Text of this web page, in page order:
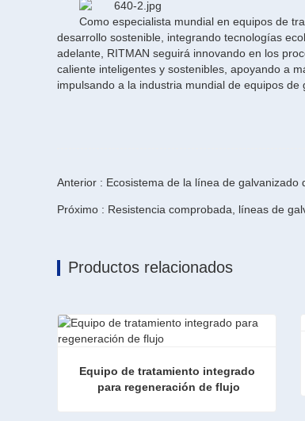
Como especialista mundial en equipos de
desarrollo sostenible, integrando tecnologías
adelante, RITMAN seguirá innovando en los
caliente inteligentes y sostenibles, apoyando a
impulsando a la industria mundial de equipos
Anterior : Ecosistema de la línea de galvanizado
Próximo : Resistencia comprobada, líneas de
Productos relacionados
Equipo de tratamiento integrado
para regeneración de flujo